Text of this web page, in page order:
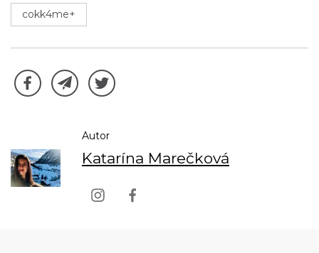
cokk4me+
Autor
Katarína Marečková